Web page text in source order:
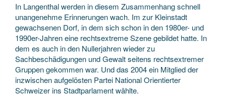
In Langenthal werden in diesem Zusammenhang schnell
unangenehme Erinnerungen wach. Im zur Kleinstadt
gewachsenen Dorf, in dem sich schon in den 1980er- und
1990er-Jahren eine rechtsextreme Szene gebildet hatte. In
dem es auch in den Nullerjahren wieder zu
Sachbeschädigungen und Gewalt seitens rechtsextremer
Gruppen gekommen war. Und das 2004 ein Mitglied der
inzwischen aufgelösten Partei National Orientierter
Schweizer ins Stadtparlament wählte.